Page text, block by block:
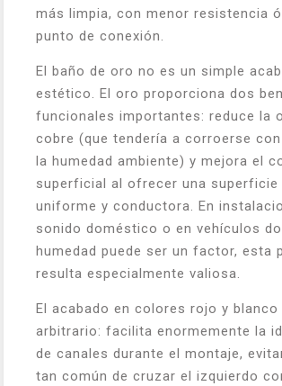
más limpia, con menor resistencia
punto de conexión.
El baño de oro no es un simple
estético. El oro proporciona dos
funcionales importantes: reduce la
cobre (que tendería a corroerse
la humedad ambiente) y mejora el
superficial al ofrecer una superficie
uniforme y conductora. En
sonido doméstico o en vehículos
humedad puede ser un factor, esta
resulta especialmente valiosa.
El acabado en colores rojo y blanco
arbitrario: facilita enormemente la
de canales durante el montaje,
tan común de cruzar el izquierdo